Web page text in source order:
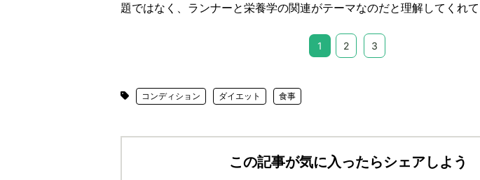
題ではなく、ランナーと栄養学の関連がテーマなのだと理解してくれて
1 2 3
コンディション ダイエット 食事
この記事が気に入ったらシェアしよう